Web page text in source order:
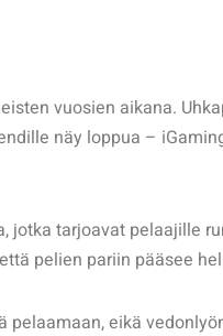
vuosien aikana.
näy loppua –
jotka tarjoavat pelaajille
pelien pariin pääsee
eikä